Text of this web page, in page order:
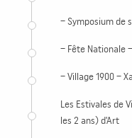
– Symposium de
– Fête Nationale
– Village 1900 –
Les Estivales de
les 2 ans) d’Art